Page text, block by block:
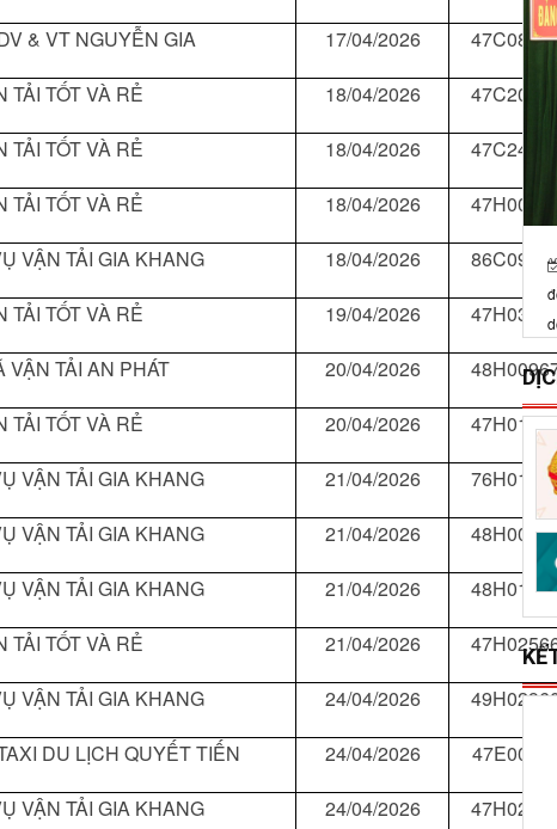
& VT NGUYỄN GIA 17/04/2026
TẢI TỐT VÀ RẺ 18/04/2026 47C20917
TẢI TỐT VÀ RẺ 18/04/2026 47C24377
TẢI TỐT VÀ RẺ 18/04/2026 47H00397
VẬN TẢI GIA KHANG 18/04/2026
TẢI TỐT VÀ RẺ 19/04/2026 47H03359
VẬN TẢI AN PHÁT 20/04/2026
TẢI TỐT VÀ RẺ 20/04/2026
VẬN TẢI GIA KHANG 21/04/2026
VẬN TẢI GIA KHANG 21/04/2026
VẬN TẢI GIA KHANG 21/04/2026
TẢI TỐT VÀ RẺ 21/04/2026
VẬN TẢI GIA KHANG 24/04/2026
DU LỊCH QUYẾT TIẾN 24/04/2026 47E00666
VẬN TẢI GIA KHANG 24/04/2026 47H02888